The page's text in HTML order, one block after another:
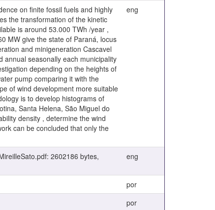
on finite fossil fuels and highly
the transformation of the kinetic
is around 53.000 TWh /year ,
MW give the state of Paraná, locus
and minigeneration Cascavel
annual seasonally each municipality
depending on the heights of
pump comparing it with the
of wind development more suitable
is to develop histograms of
Santa Helena, São Miguel do
density , determine the wind
can be concluded that only the
eng
2602186 bytes,
eng
por
por